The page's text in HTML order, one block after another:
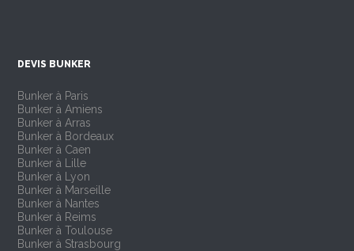
DEVIS BUNKER
Bunker à Paris
Bunker à Amiens
Bunker à Arras
Bunker à Bordeaux
Bunker à Caen
Bunker à Lille
Bunker à Lyon
Bunker à Marseille
Bunker à Nantes
Bunker à Reims
Bunker à Toulouse
Bunker à Strasbourg